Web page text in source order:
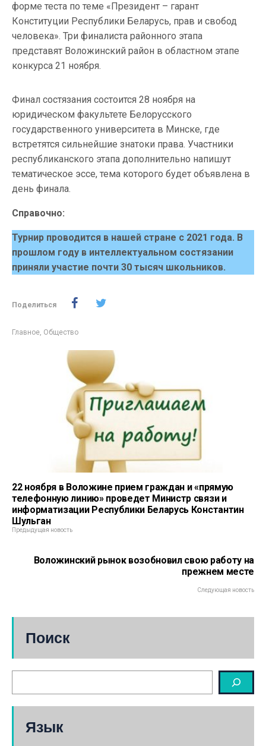
форме теста по теме «Президент – гарант
Конституции Республики Беларусь, прав и свобод
человека». Три финалиста районного этапа
представят Воложинский район в областном этапе
конкурса 21 ноября.
Финал состязания состоится 28 ноября на
юридическом факультете Белорусского
государственного университета в Минске, где
встретятся сильнейшие знатоки права. Участники
республиканского этапа дополнительно напишут
тематическое эссе, тема которого будет объявлена в
день финала.
Справочно:
Турнир проводится в нашей стране с 2021 года. В
прошлом году в интеллектуальном состязании
приняли участие почти 30 тысяч школьников.
Поделиться
Главное, Общество
22 ноября в Воложине прием граждан и «прямую
телефонную линию» проведет Министр связи и
информатизации Республики Беларусь Константин
Шульган
Предыдущая новость
Воложинский рынок возобновил свою работу на
прежнем месте
Следующая новость
Поиск
Язык